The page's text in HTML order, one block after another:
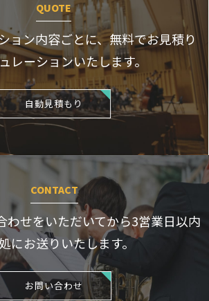
QUOTE
ョン内容ごとに、無料でお見積り
レーションいたします。
自動見積もり
CONTACT
わせをいただいてから3営業日以内
にお送りいたします。
お問い合わせ